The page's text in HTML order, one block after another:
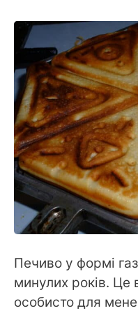
Печиво у формі
минулих років. Це
особисто для